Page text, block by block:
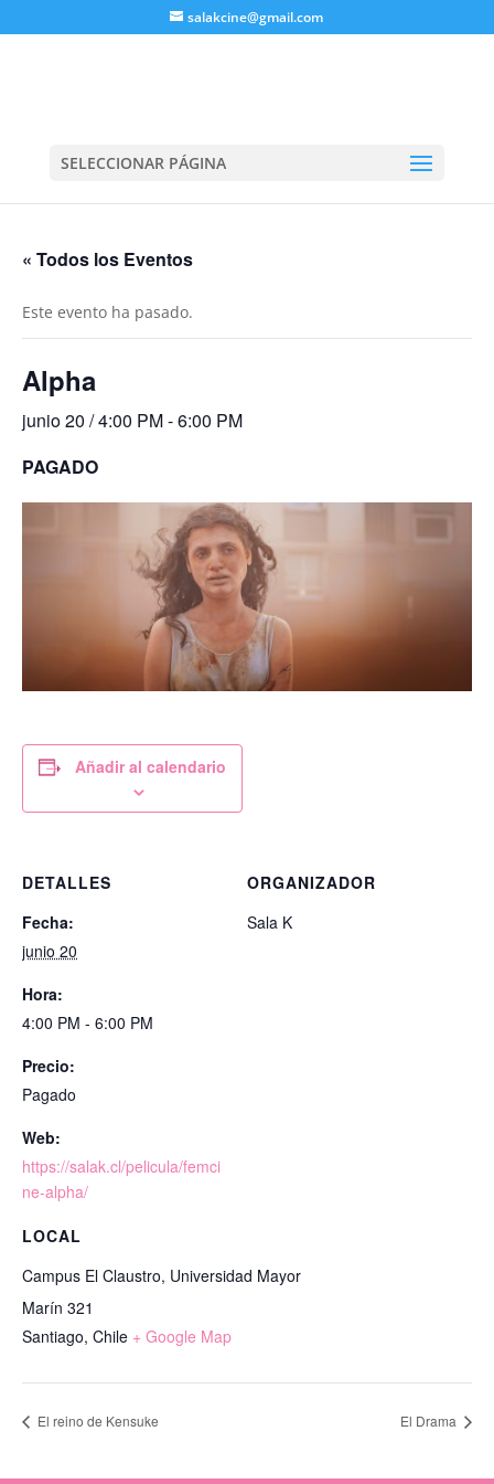
salakcine@gmail.com
SELECCIONAR PÁGINA
« Todos los Eventos
Este evento ha pasado.
Alpha
junio 20 / 4:00 PM-6:00 PM
PAGADO
Añadir al calendario
DETALLES
Fecha:
junio 20
Hora:
4:00 PM - 6:00 PM
Precio:
Pagado
Web:
https://salak.cl/pelicula/femci
ne-alpha/
LOCAL
Campus El Claustro, Universidad Mayor
Marín 321
Santiago, Chile + Google Map
ORGANIZADOR
Sala K
El reino de Kensuke El Drama